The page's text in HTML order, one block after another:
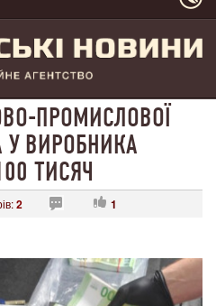
ПРОМИСЛОВОЇ
У ВИРОБНИКА
ТИСЯЧ
2 1